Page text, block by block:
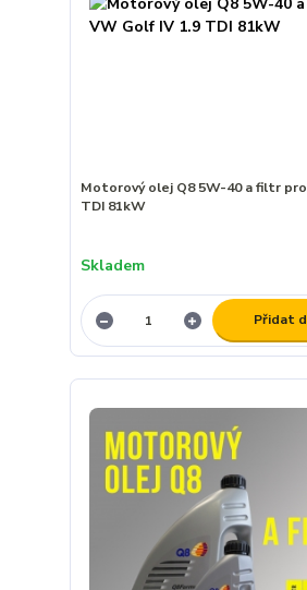
Motorový olej Q8 5W-40 a filtr pro
TDI 81kW
Skladem
Přidat